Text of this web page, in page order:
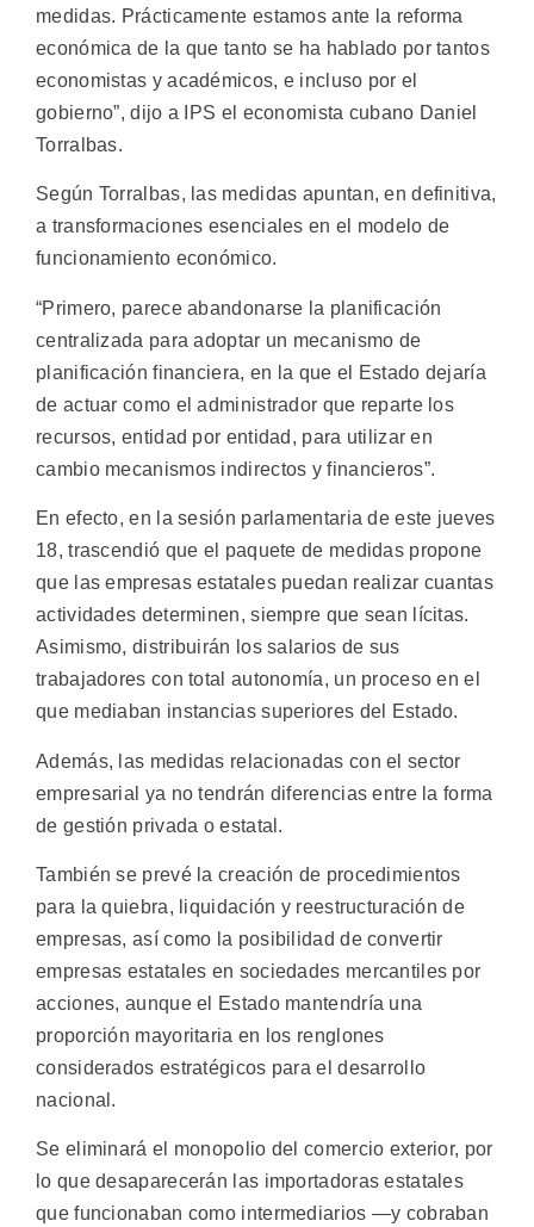
medidas. Prácticamente estamos ante la reforma
económica de la que tanto se ha hablado por tantos
economistas y académicos, e incluso por el
gobierno”, dijo a IPS el economista cubano Daniel
Torralbas.
Según Torralbas, las medidas apuntan, en definitiva,
a transformaciones esenciales en el modelo de
funcionamiento económico.
“Primero, parece abandonarse la planificación
centralizada para adoptar un mecanismo de
planificación financiera, en la que el Estado dejaría
de actuar como el administrador que reparte los
recursos, entidad por entidad, para utilizar en
cambio mecanismos indirectos y financieros”.
En efecto, en la sesión parlamentaria de este jueves
18, trascendió que el paquete de medidas propone
que las empresas estatales puedan realizar cuantas
actividades determinen, siempre que sean lícitas.
Asimismo, distribuirán los salarios de sus
trabajadores con total autonomía, un proceso en el
que mediaban instancias superiores del Estado.
Además, las medidas relacionadas con el sector
empresarial ya no tendrán diferencias entre la forma
de gestión privada o estatal.
También se prevé la creación de procedimientos
para la quiebra, liquidación y reestructuración de
empresas, así como la posibilidad de convertir
empresas estatales en sociedades mercantiles por
acciones, aunque el Estado mantendría una
proporción mayoritaria en los renglones
considerados estratégicos para el desarrollo
nacional.
Se eliminará el monopolio del comercio exterior, por
lo que desaparecerán las importadoras estatales
que funcionaban como intermediarios —y cobraban